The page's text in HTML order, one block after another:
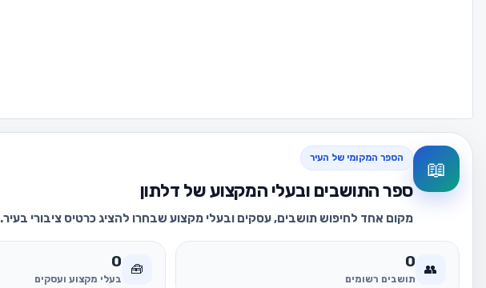
📖 הספר המקומי של העיר
ספר התושבים ובעלי המקצוע של דלתון
מקום אחד לחיפוש תושבים, עסקים ובעלי מקצוע שבחרו להציג כרטיס ציבורי בעיר.
👥
0
תושבים רשומים
🧰
0
בעלי מקצוע ועסקים